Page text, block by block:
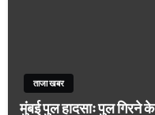
ताजा खबर
मुंबई पुल हादसाः पुल गिरने